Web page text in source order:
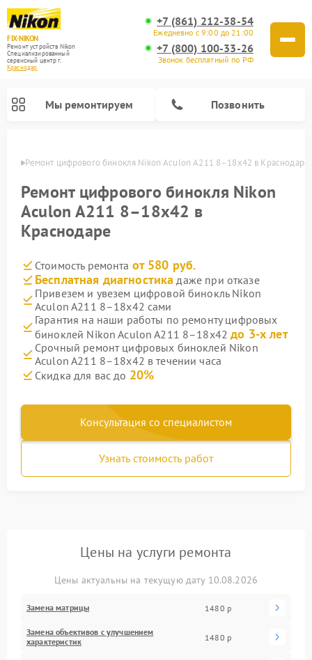
FIX-NIKON
Ремонт устройств Nikon
Специализированный
cервисный центр г.
Краснодар
+7 (861) 212-38-54
Ежедневно с 9:00 до 21:00
+7 (800) 100-33-26
Звонок бесплатный по РФ
Мы ремонтируем Позвонить
Ремонт цифрового бинокля Nikon Aculon A211 8–18x42 в Краснодаре
Ремонт цифрового бинокля Nikon
Aculon A211 8–18x42 в
Краснодаре
Стоимость ремонта от 580 руб.
Бесплатная диагностика даже при отказе
Привезем и увезем цифровой бинокль Nikon
Aculon A211 8–18x42 сами
Гарантия на наши работы по ремонту цифровых
биноклей Nikon Aculon A211 8–18x42до 3-х лет
Срочный ремонт цифровых биноклей Nikon
Aculon A211 8–18x42 в течении часа
Скидка для вас до 20%
Консультация со специалистом
Узнать стоимость работ
Цены на услуги ремонта
Цены актуальны на текущую дату 10.08.2026
Замена матрицы 1480 р
Замена объективов с улучшением
характеристик
1480 р